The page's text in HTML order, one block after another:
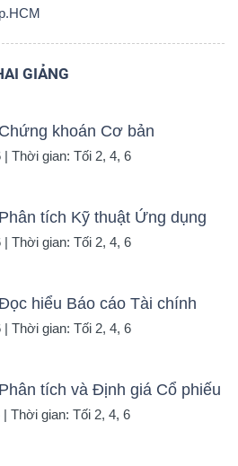
GIẢNG
khoán Cơ bản
| Thời gian: Tối 2, 4, 6
tích Kỹ thuật Ứng dụng
| Thời gian: Tối 2, 4, 6
hiểu Báo cáo Tài chính
| Thời gian: Tối 2, 4, 6
tích và Định giá Cổ phiếu
| Thời gian: Tối 2, 4, 6